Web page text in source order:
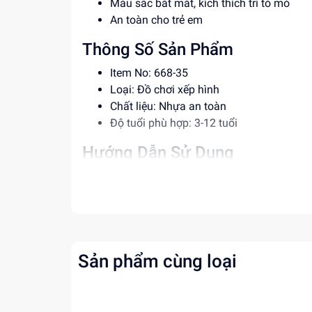
Màu sắc bắt mắt, kích thích trí tò mò
An toàn cho trẻ em
Thông Số Sản Phẩm
Item No: 668-35
Loại: Đồ chơi xếp hình
Chất liệu: Nhựa an toàn
Độ tuổi phù hợp: 3-12 tuổi
Hướng Dẫn Sử Dụng
Phát triển tư duy sáng tạo
Sản phẩm cùng loại